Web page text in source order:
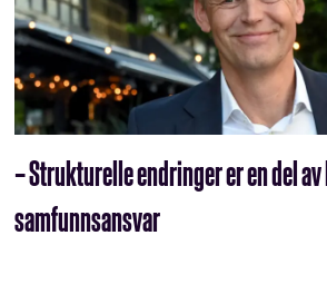
– Strukturelle endringer er en del
samfunnsansvar